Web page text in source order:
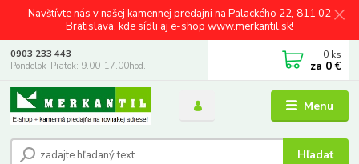
Navštívte nás v našej kamennej predajni na Palackého 22, 811 02
Bratislava, kde sídli aj e-shop www.merkantil.sk!
Menu
Hľadať
0903 233 443
Pondelok-Piatok: 9.00-17.00hod.
0 ks
za 0 €